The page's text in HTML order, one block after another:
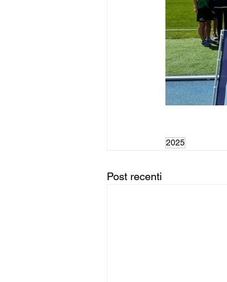
2025
Post recenti